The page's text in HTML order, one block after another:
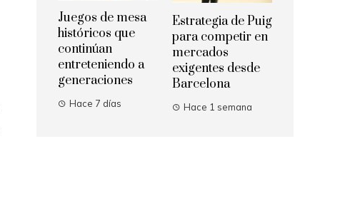
Juegos de mesa
históricos que
continúan
entreteniendo a
generaciones
Hace 7 días
Estrategia de Puig
para competir en
mercados
exigentes desde
Barcelona
Hace 1 semana